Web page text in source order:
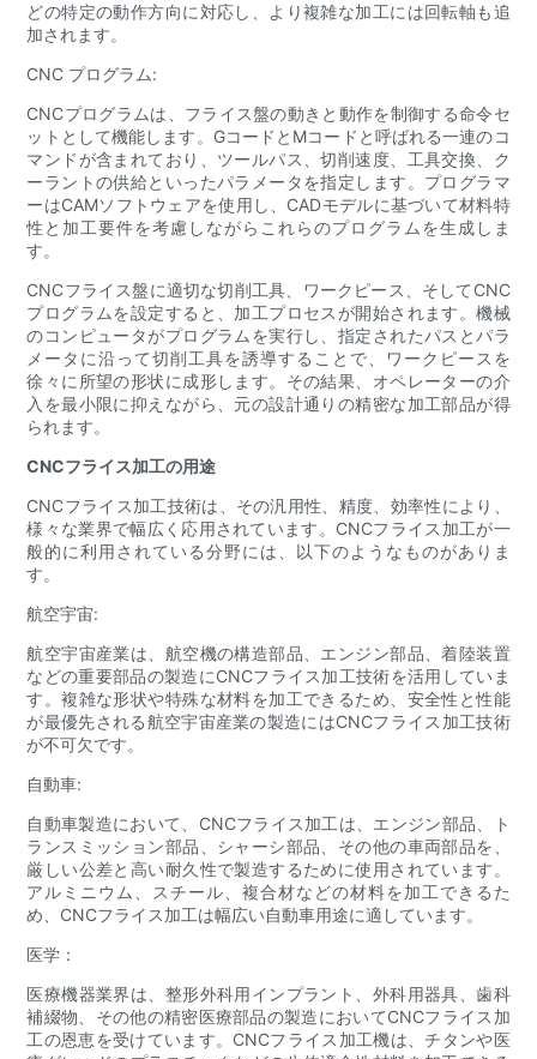
どの特定の動作方向に対応し、より複雑な加工には回転軸も追
加されます。
CNC プログラム:
CNCプログラムは、フライス盤の動きと動作を制御する命令セ
ットとして機能します。GコードとMコードと呼ばれる一連のコ
マンドが含まれており、ツールパス、切削速度、工具交換、ク
ーラントの供給といったパラメータを指定します。プログラマ
ーはCAMソフトウェアを使用し、CADモデルに基づいて材料特
性と加工要件を考慮しながらこれらのプログラムを生成しま
す。
CNCフライス盤に適切な切削工具、ワークピース、そしてCNC
プログラムを設定すると、加工プロセスが開始されます。機械
のコンピュータがプログラムを実行し、指定されたパスとパラ
メータに沿って切削工具を誘導することで、ワークピースを
徐々に所望の形状に成形します。その結果、オペレーターの介
入を最小限に抑えながら、元の設計通りの精密な加工部品が得
られます。
CNCフライス加工の用途
CNCフライス加工技術は、その汎用性、精度、効率性により、
様々な業界で幅広く応用されています。CNCフライス加工が一
般的に利用されている分野には、以下のようなものがありま
す。
航空宇宙:
航空宇宙産業は、航空機の構造部品、エンジン部品、着陸装置
などの重要部品の製造にCNCフライス加工技術を活用していま
す。複雑な形状や特殊な材料を加工できるため、安全性と性能
が最優先される航空宇宙産業の製造にはCNCフライス加工技術
が不可欠です。
自動車:
自動車製造において、CNCフライス加工は、エンジン部品、ト
ランスミッション部品、シャーシ部品、その他の車両部品を、
厳しい公差と高い耐久性で製造するために使用されています。
アルミニウム、スチール、複合材などの材料を加工できるた
め、CNCフライス加工は幅広い自動車用途に適しています。
医学：
医療機器業界は、整形外科用インプラント、外科用器具、歯科
補綴物、その他の精密医療部品の製造においてCNCフライス加
工の恩恵を受けています。CNCフライス加工機は、チタンや医